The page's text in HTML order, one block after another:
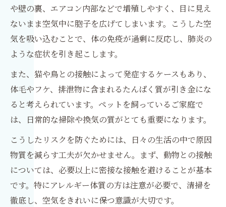
や壁の裏、エアコン内部などで増殖しやすく、目に見え
ないまま空気中に胞子を広げてしまいます。こうした空
気を吸い込むことで、体の免疫が過剰に反応し、肺炎の
ような症状を引き起こします。
また、猫や鳥との接触によって発症するケースもあり、
体毛やフケ、排泄物に含まれるたんぱく質が引き金にな
ると考えられています。ペットを飼っているご家庭で
は、日常的な掃除や換気の質がとても重要になります。
こうしたリスクを防ぐためには、日々の生活の中で原因
物質を減らす工夫が欠かせません。まず、動物との接触
については、必要以上に密接な接触を避けることが基本
です。特にアレルギー体質の方は注意が必要で、清掃を
徹底し、空気をきれいに保つ意識が大切です。